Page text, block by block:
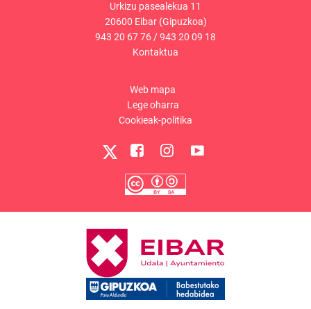
Urkizu pasealekua 11
20600 Eibar (Gipuzkoa)
943 20 67 76/943 20 09 18
Kontaktua
Web mapa
Lege oharra
Cookieak-politika